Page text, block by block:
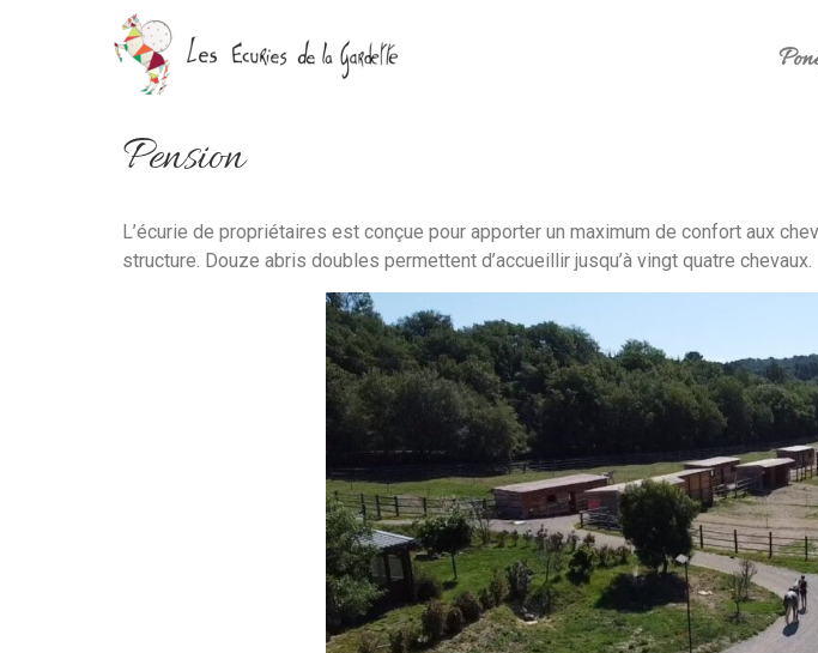
Pension
L’écurie de propriétaires est conçue pour apporter un maximum de confort aux
structure. Douze abris doubles permettent d’accueillir jusqu’à vingt quatre chevaux.